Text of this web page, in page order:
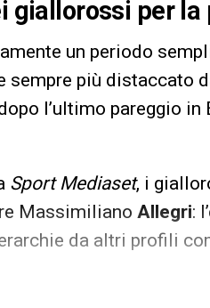
giallorossi per la
un periodo
sempre più distaccato
l’ultimo pareggio in
Sport Mediaset, i
Massimiliano Allegri:
da altri profili